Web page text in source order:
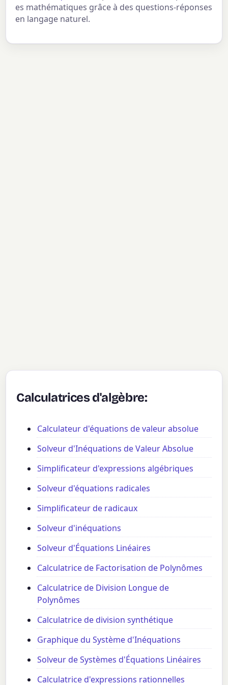
es mathématiques grâce à des questions-réponses
en langage naturel.
Calculatrices d'algèbre:
Calculateur d'équations de valeur absolue
Solveur d'Inéquations de Valeur Absolue
Simplificateur d'expressions algébriques
Solveur d'équations radicales
Simplificateur de radicaux
Solveur d'inéquations
Solveur d'Équations Linéaires
Calculatrice de Factorisation de Polynômes
Calculatrice de Division Longue de
Polynômes
Calculatrice de division synthétique
Graphique du Système d'Inéquations
Solveur de Systèmes d'Équations Linéaires
Calculatrice d'expressions rationnelles